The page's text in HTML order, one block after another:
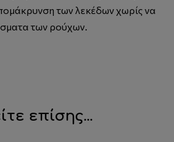
των λεκέδων χωρίς να
των ρούχων.
επίσης...